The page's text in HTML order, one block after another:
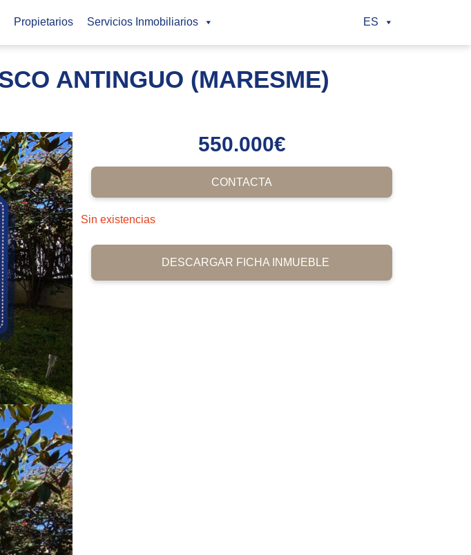
Propietarios Servicios Inmobiliarios ES
ANTINGUO (MARESME)
550.000€
CONTACTA
Sin existencias
DESCARGAR FICHA INMUEBLE